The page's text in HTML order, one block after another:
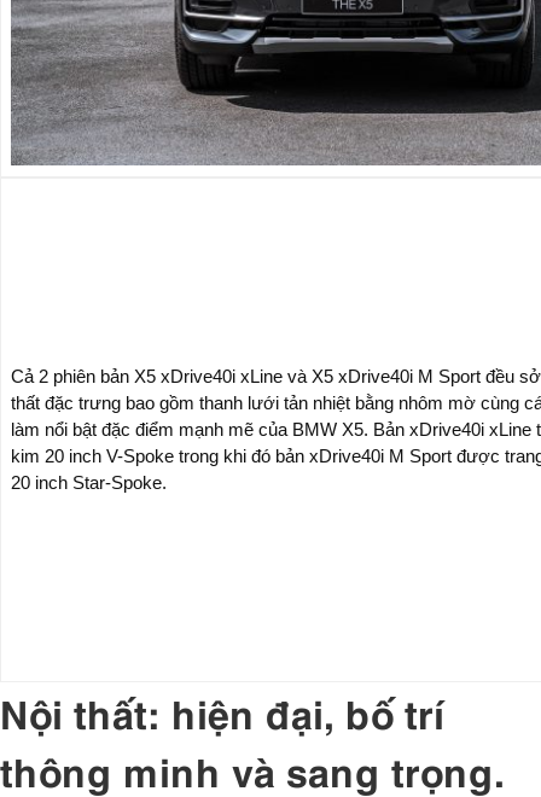
Cả 2 phiên bản X5 xDrive40i xLine và X5 xDrive40i M Sport đều
thất đặc trưng bao gồm thanh lưới tản nhiệt bằng nhôm mờ cùng
làm nổi bật đặc điểm mạnh mẽ của BMW X5. Bản xDrive40i xLine
kim 20 inch V-Spoke trong khi đó bản xDrive40i M Sport được
20 inch Star-Spoke.
Nội thất: hiện đại, bố trí
thông minh và sang trọng.